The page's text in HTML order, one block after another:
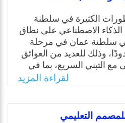
الطلاب ذوي طيف
المعلمين.
Email
الكثيرة في سلطنة
الذكاء الاصطناعي على نطاق
سلطنة عمان في مرحلة
وذلك للعديد من العوائق
مع التبني السريع، بما في
التي تدعم دمج الذكاء
والبنية التحتية
في المدارس، والتكاليف
المتقدمة، ونقص
لقراءة المزيد
التعليمي